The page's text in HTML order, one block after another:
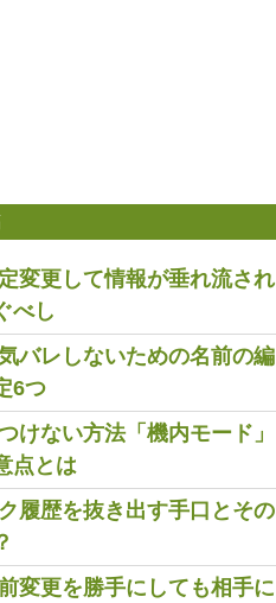
変更して情報が垂れ流され
べし
バレしないための名前の編
6つ
けない方法「機内モード」
点とは
履歴を抜き出す手口とその
変更を勝手にしても相手に